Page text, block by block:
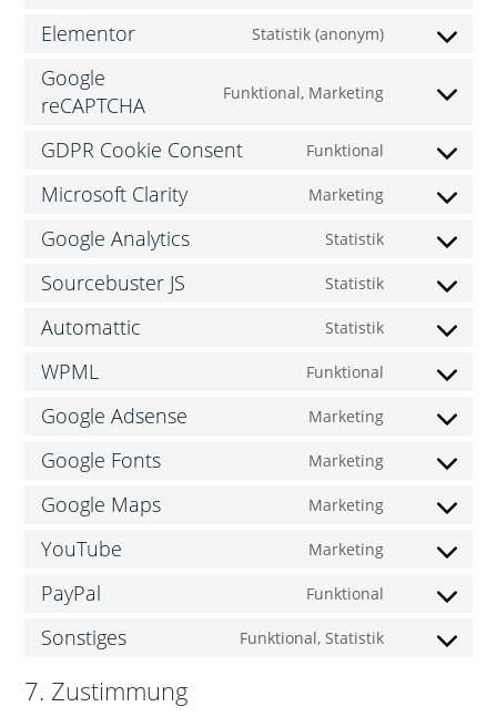
Elementor Statistik (anonym)
Google
reCAPTCHA
Funktional, Marketing
GDPR Cookie Consent Funktional
Microsoft Clarity Marketing
Google Analytics Statistik
Sourcebuster JS Statistik
Automattic Statistik
WPML Funktional
Google Adsense Marketing
Google Fonts Marketing
Google Maps Marketing
YouTube Marketing
PayPal Funktional
Sonstiges Funktional, Statistik
7. Zustimmung